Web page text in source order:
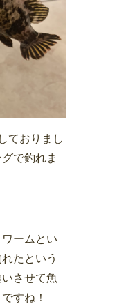
ておりまし
で釣れま
ームとい
たという
させて魚
すね！